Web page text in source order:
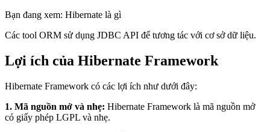
Bạn đang xem: Hibernate là gì
Các tool ORM sử dụng JDBC API để tương tác với cơ sở dữ liệu.
Lợi ích của Hibernate Framework
Hibernate Framework có các lợi ích như dưới đây:
1. Mã nguồn mở và nhẹ: Hibernate Framework là mã nguồn mở
có giấy phép LGPL và nhẹ.